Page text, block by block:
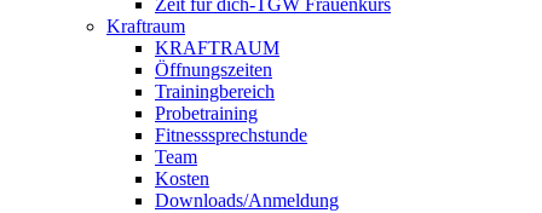
Zeit für dich-TGW Frauenkurs
Kraftraum
KRAFTRAUM
Öffnungszeiten
Trainingbereich
Probetraining
Fitnesssprechstunde
Team
Kosten
Downloads/Anmeldung